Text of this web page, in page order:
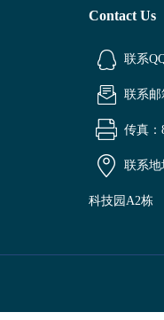
Contact Us
联系
联系邮
传真：
联系地
科技园A2栋